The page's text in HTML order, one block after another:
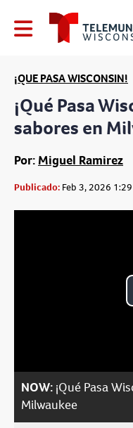
¡QUE PASA WISCONSIN!
¡Qué Pasa
sabores en
Por: Miguel Ramirez
Publicado: Feb 3, 2026
NOW: ¡Qué Pasa
Milwaukee